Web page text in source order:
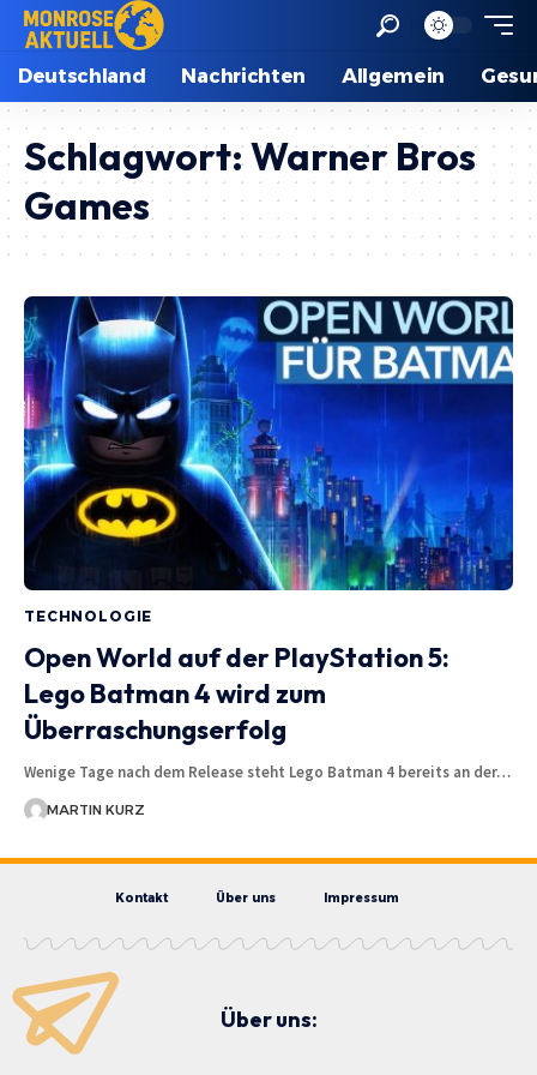
Deutschland Nachrichten Allgemein
Schlagwort:Warner Bros
Games
TECHNOLOGIE
Open World auf der PlayStation 5:
Lego Batman 4 wird zum
Überraschungserfolg
Wenige Tage nach dem Release steht Lego Batman 4 bereits an der…
MARTIN KURZ
Kontakt Über uns Impressum
Über uns: